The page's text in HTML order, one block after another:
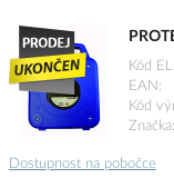
Kód
EAN
Kód
Značka
Dostupnost na pobočce